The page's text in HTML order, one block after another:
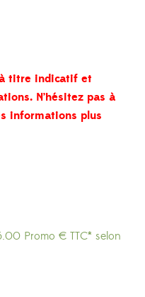
titre indicatif et
N’hésitez pas à
informations plus
Promo € TTC* selon